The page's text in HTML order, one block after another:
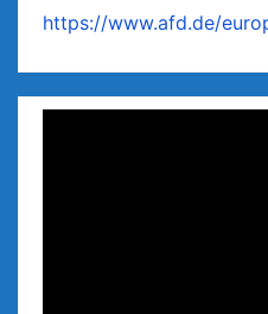
https://www.afd.de/